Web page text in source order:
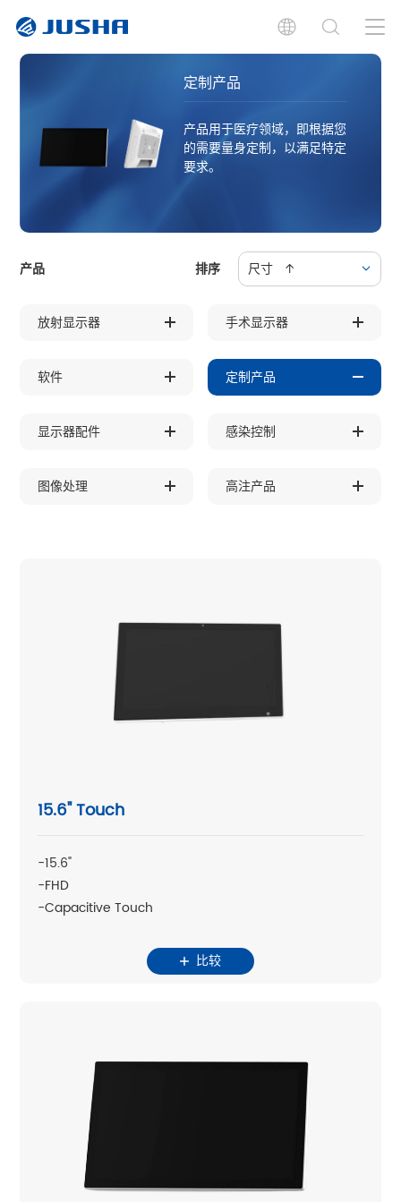
定制产品
产品用于医疗领域，即根据您
的需要量身定制，以满足特定
要求。
产品 排序 尺寸 ↑
放射显示器 手术显示器
软件 定制产品
显示器配件 感染控制
图像处理 高注产品
15.6" Touch
-15.6"
-FHD
-Capacitive Touch
比较